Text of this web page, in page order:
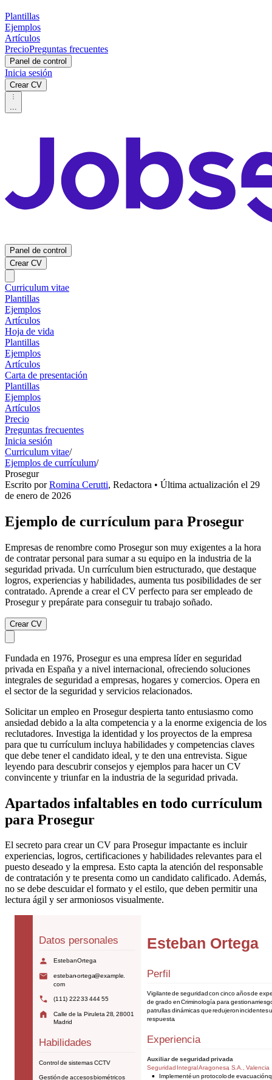
Plantillas
Ejemplos
Artículos
PrecioPreguntas frecuentes
Panel de control
Inicia sesión
Crear CV
...
Panel de control
Crear CV
Curriculum vitae
Plantillas
Ejemplos
Artículos
Hoja de vida
Plantillas
Ejemplos
Artículos
Carta de presentación
Plantillas
Ejemplos
Artículos
Precio
Preguntas frecuentes
Inicia sesión
Curriculum vitae/
Ejemplos de currículum/
Prosegur
Escrito porRomina Cerutti, Redactora • Última actualización el 29
de enero de 2026
Ejemplo de currículum para Prosegur
Empresas de renombre como Prosegur son muy exigentes a la hora
de contratar personal para sumar a su equipo en la industria de la
seguridad privada. Un currículum bien estructurado, que destaque
logros, experiencias y habilidades, aumenta tus posibilidades de ser
contratado. Aprende a crear el CV perfecto para ser empleado de
Prosegur y prepárate para conseguir tu trabajo soñado.
Crear CV
Fundada en 1976, Prosegur es una empresa líder en seguridad
privada en España y a nivel internacional, ofreciendo soluciones
integrales de seguridad a empresas, hogares y comercios. Opera en
el sector de la seguridad y servicios relacionados.
Solicitar un empleo en Prosegur despierta tanto entusiasmo como
ansiedad debido a la alta competencia y a la enorme exigencia de los
reclutadores. Investiga la identidad y los proyectos de la empresa
para que tu currículum incluya habilidades y competencias claves
que debe tener el candidato ideal, y te den una entrevista. Sigue
leyendo para descubrir consejos y ejemplos para hacer un CV
convincente y triunfar en la industria de la seguridad privada.
Apartados infaltables en todo currículum
para Prosegur
El secreto para crear un CV para Prosegur impactante es incluir
experiencias, logros, certificaciones y habilidades relevantes para el
puesto deseado y la empresa. Esto capta la atención del responsable
de contratación y te presenta como un candidato calificado. Además,
no se debe descuidar el formato y el estilo, que deben permitir una
lectura ágil y ser armoniosos visualmente.